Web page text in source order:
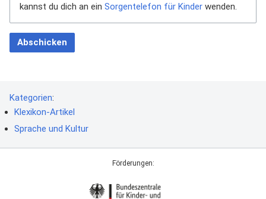
kannst du dich an ein Sorgentelefon für Kinder wenden.
Abschicken
Kategorien:
Klexikon-Artikel
Sprache und Kultur
Förderungen: